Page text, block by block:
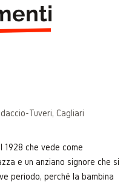
Tuveri, Cagliari
che vede come
e un anziano signore che si
periodo, perché la bambina